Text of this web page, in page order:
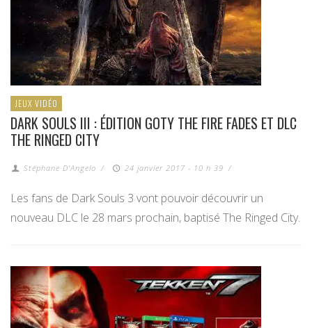
JEUX VIDÉO
DARK SOULS III : ÉDITION GOTY THE FIRE FADES ET DLC
THE RINGED CITY
Stéphane D'Angelo / 24 janvier 2017 - 10 h 39 /
Les fans de Dark Souls 3 vont pouvoir découvrir un
nouveau DLC le 28 mars prochain, baptisé The Ringed City.